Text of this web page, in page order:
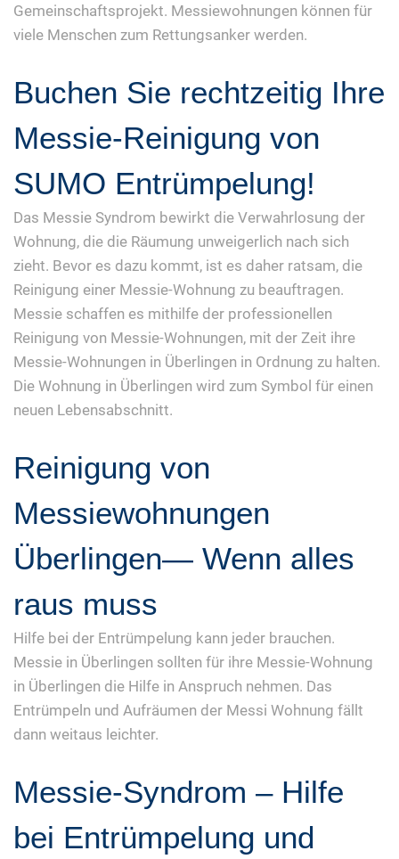
Gemeinschaftsprojekt. Messiewohnungen können für
viele Menschen zum Rettungsanker werden.
Buchen Sie rechtzeitig Ihre
Messie-Reinigung von
SUMO Entrümpelung!
Das Messie Syndrom bewirkt die Verwahrlosung der
Wohnung, die die Räumung unweigerlich nach sich
zieht. Bevor es dazu kommt, ist es daher ratsam, die
Reinigung einer Messie-Wohnung zu beauftragen.
Messie schaffen es mithilfe der professionellen
Reinigung von Messie-Wohnungen, mit der Zeit ihre
Messie-Wohnungen in Überlingen in Ordnung zu halten.
Die Wohnung in Überlingen wird zum Symbol für einen
neuen Lebensabschnitt.
Reinigung von
Messiewohnungen
Überlingen— Wenn alles
raus muss
Hilfe bei der Entrümpelung kann jeder brauchen.
Messie in Überlingen sollten für ihre Messie-Wohnung
in Überlingen die Hilfe in Anspruch nehmen. Das
Entrümpeln und Aufräumen der Messi Wohnung fällt
dann weitaus leichter.
Messie-Syndrom – Hilfe
bei Entrümpelung und